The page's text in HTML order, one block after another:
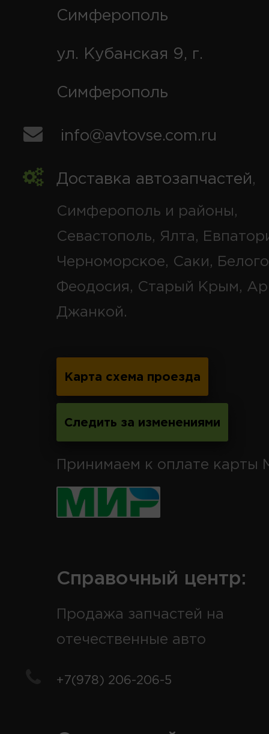
Симферополь
ул. Кубанская 9, г.
Симферополь
info@avtovse.com.ru
Доставка автозапчастей,
Симферополь и районы,
Севастополь, Ялта,
Черноморское, Саки,
Феодосия, Старый Крым,
Джанкой.
Карта схема проезда
Следить за изменениями
Принимаем к оплате карты
Справочный центр:
Продажа запчастей на
отечественные авто
+7(978) 206-206-5